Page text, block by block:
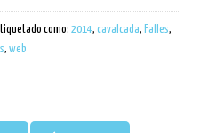
como: 2014, cavalcada, Falles,
, web